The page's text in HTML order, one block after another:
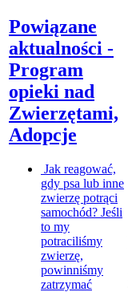
Powiązane
aktualności -
Program
opieki nad
Zwierzętami,
Adopcje
Jak reagować,
gdy psa lub inne
zwierzę potrąci
samochód? Jeśli
to my
potraciliśmy
zwierzę,
powinniśmy
zatrzymać